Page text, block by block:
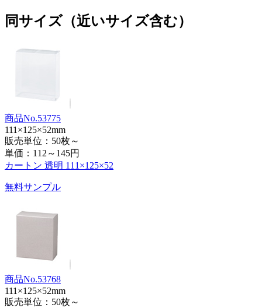
同サイズ（近いサイズ含む）
商品No.53775
111×125×52mm
販売単位：50枚～
単価： 112～145円
カートン 透明 111×125×52
無料サンプル
商品No.53768
111×125×52mm
販売単位：50枚～